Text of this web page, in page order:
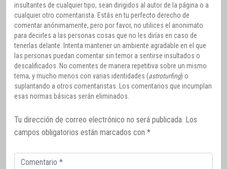
insultantes de cualquier tipo, sean dirigidos al autor de la página o a
cualquier otro comentarista. Estás en tu perfecto derecho de
comentar anónimamente, pero por favor, no utilices el anonimato
para decirles a las personas cosas que no les dirías en caso de
tenerlas delante. Intenta mantener un ambiente agradable en el que
las personas puedan comentar sin temor a sentirse insultados o
descalificados. No comentes de manera repetitiva sobre un mismo
tema, y mucho menos con varias identidades (astroturfing) o
suplantando a otros comentaristas. Los comentarios que incumplan
esas normas básicas serán eliminados.
Tu dirección de correo electrónico no será publicada. Los
campos obligatorios están marcados con *
Comentario